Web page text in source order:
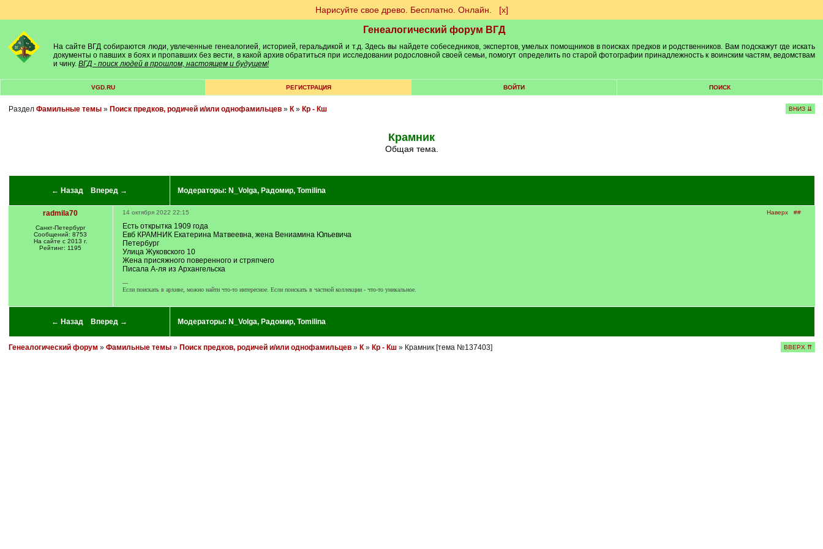
Нарисуйте свое древо. Бесплатно. Онлайн. [х]
Генеалогический форум ВГД
На сайте ВГД собираются люди, увлеченные генеалогией, историей, геральдикой и т.д. Здесь вы найдете собеседников, экспертов, умелых помощников в поисках предков и родственников. Вам подскажут где искать
документы о павших в боях и пропавших без вести, в какой архив обратиться при исследовании родословной своей семьи, помогут определить по старой фотографии принадлежность к воинским частям, ведомствам
и чину. ВГД - поиск людей в прошлом, настоящем и будущем!
VGD.RU РЕГИСТРАЦИЯ ВОЙТИ ПОИСК
Раздел Фамильные темы» Поиск предков, родичей и/или однофамильцев» К» Кр - Кш ВНИЗ ⇊
Крамник
Общая тема.
← Назад Вперед → Модераторы: N_Volga, Радомир, Tomilina
radmila70
Санкт-Петербург
Сообщений: 8753
На сайте с 2013 г.
Рейтинг: 1195
Наверх ##
14 октября 2022 22:15
Есть открытка 1909 года
Евб КРАМНИК Екатерина Матвеевна, жена Вениамина Юльевича
Петербург
Улица Жуковского 10
Жена присяжного поверенного и стряпчего
Писала А-ля из Архангельска
---
Если поискать в архиве, можно найти что-то интересное. Если поискать в частной коллекции - что-то уникальное.
← Назад Вперед → Модераторы: N_Volga, Радомир, Tomilina
Генеалогический форум » Фамильные темы» Поиск предков, родичей и/или однофамильцев» К» Кр - Кш» Крамник [тема №137403] ВВЕРХ ⇈